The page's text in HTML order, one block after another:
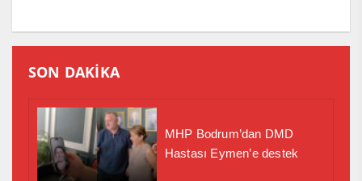
SON DAKİKA
MHP Bodrum’dan DMD
Hastası Eymen’e destek